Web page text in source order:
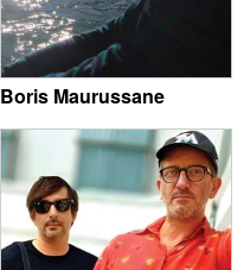
Boris Maurussane